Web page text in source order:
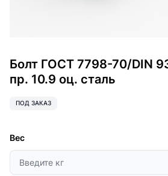
Болт ГОСТ 7798-70/DIN
пр. 10.9 оц. сталь
ПОД ЗАКАЗ
Вес